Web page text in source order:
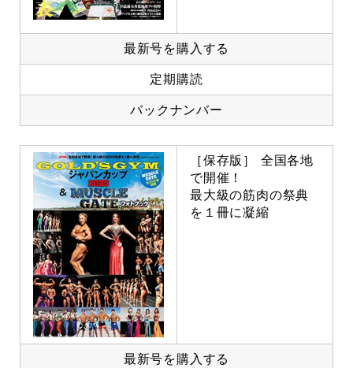
最新号を購入する
定期購読
バックナンバー
［保存版］ 全国各地
で開催！
最大級の筋肉の祭典
を１冊に凝縮
最新号を購入する